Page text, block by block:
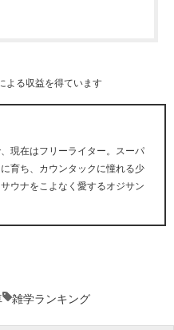
よる収益を得ています
現在はフリーライター。スーパ
育ち、カウンタックに憧れる少
ウナをこよなく愛するオジサン
雑学ランキング